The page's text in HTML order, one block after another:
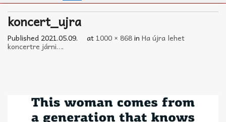
Zeneiskolák
Zeneszerzés alapjai
Improvizáció
koncert_ujra
Published 2021.05.09. at 1000 × 868in Ha újra lehet
koncertre járni….